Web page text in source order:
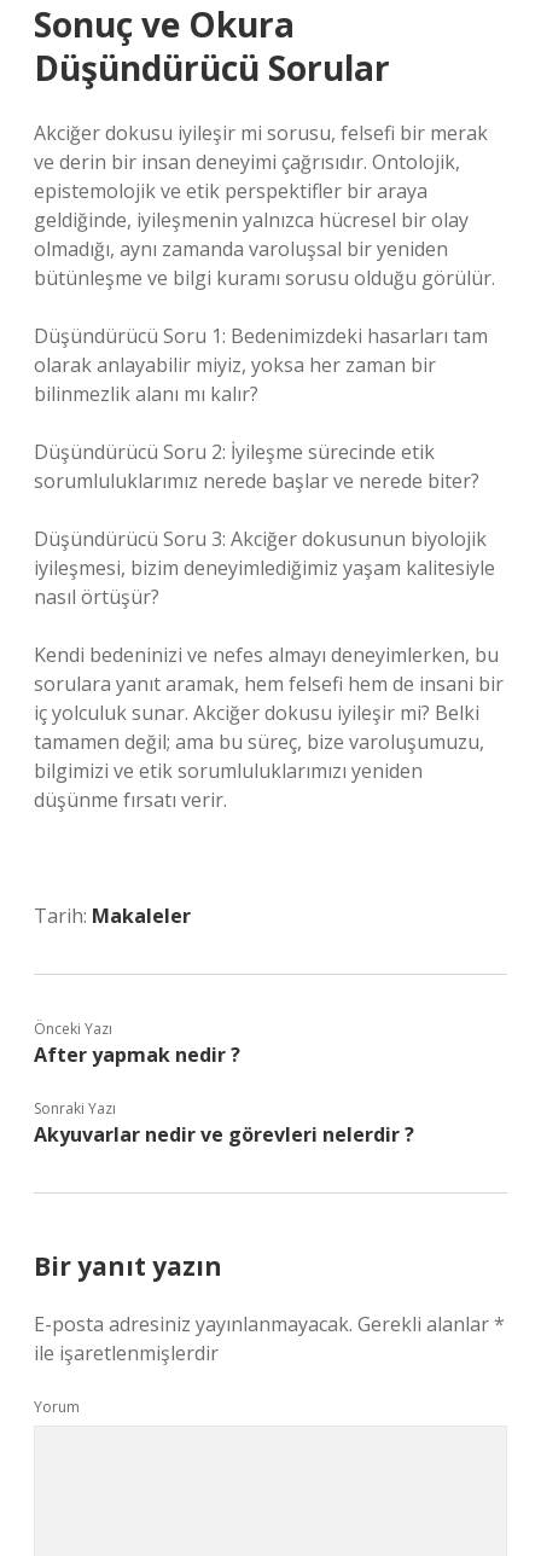
Sonuç ve Okura
Düşündürücü Sorular
Akciğer dokusu iyileşir mi sorusu, felsefi bir merak
ve derin bir insan deneyimi çağrısıdır. Ontolojik,
epistemolojik ve etik perspektifler bir araya
geldiğinde, iyileşmenin yalnızca hücresel bir olay
olmadığı, aynı zamanda varoluşsal bir yeniden
bütünleşme ve bilgi kuramı sorusu olduğu görülür.
Düşündürücü Soru 1: Bedenimizdeki hasarları tam
olarak anlayabilir miyiz, yoksa her zaman bir
bilinmezlik alanı mı kalır?
Düşündürücü Soru 2: İyileşme sürecinde etik
sorumluluklarımız nerede başlar ve nerede biter?
Düşündürücü Soru 3: Akciğer dokusunun biyolojik
iyileşmesi, bizim deneyimlediğimiz yaşam kalitesiyle
nasıl örtüşür?
Kendi bedeninizi ve nefes almayı deneyimlerken, bu
sorulara yanıt aramak, hem felsefi hem de insani bir
iç yolculuk sunar. Akciğer dokusu iyileşir mi? Belki
tamamen değil; ama bu süreç, bize varoluşumuzu,
bilgimizi ve etik sorumluluklarımızı yeniden
düşünme fırsatı verir.
Tarih: Makaleler
Önceki Yazı
After yapmak nedir ?
Sonraki Yazı
Akyuvarlar nedir ve görevleri nelerdir ?
Bir yanıt yazın
E-posta adresiniz yayınlanmayacak. Gerekli alanlar*
ile işaretlenmişlerdir
Yorum